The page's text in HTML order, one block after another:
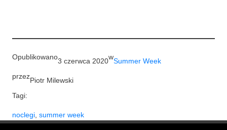
Opublikowano3 czerwca 2020wSummer Week
przezPiotr Milewski
Tagi:
noclegi summer week